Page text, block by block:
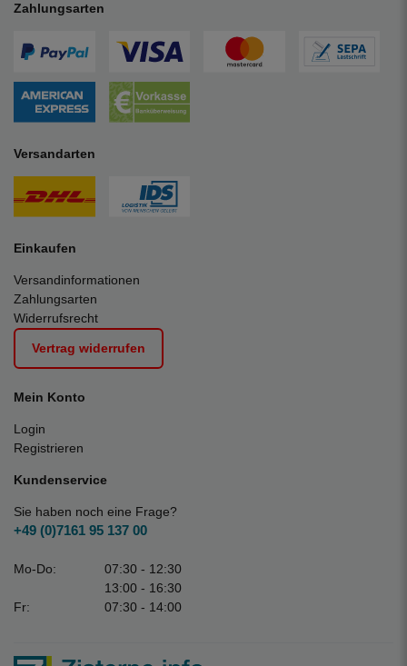
Zahlungsarten
Versandarten
Einkaufen
Versandinformationen
Zahlungsarten
Widerrufsrecht
Vertrag widerrufen
Mein Konto
Login
Registrieren
Kundenservice
Sie haben noch eine Frage?
+49 (0)7161 95 137 00
Mo-Do:
07:30 - 12:30
13:00 - 16:30
Fr:
07:30 - 14:00